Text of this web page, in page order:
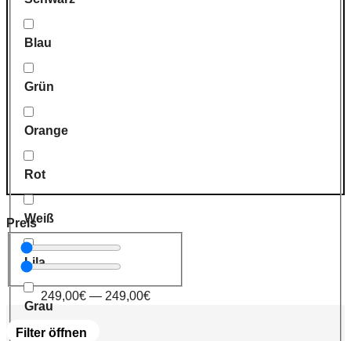
Blau
Grün
Orange
Rot
Weiß
Lila
Grau
Preis
249,00€— 249,00€
Filter öffnen